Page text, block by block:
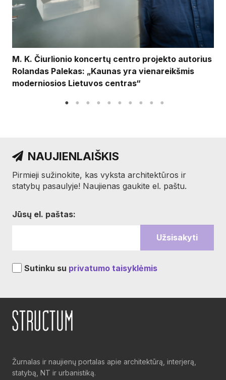
M. K. Čiurlionio koncertų centro projekto autorius
Rolandas Palekas: „Kaunas yra vienareikšmis
moderniosios Lietuvos centras“
NAUJIENLAIŠKIS
Pirmieji sužinokite, kas vyksta architektūros ir
statybų pasaulyje! Naujienas gaukite el. paštu.
Jūsų el. paštas:
Sutinku su privatumo taisyklėmis
Žurnalas ir naujienų portalas apie architektūrą, interjerą,
statybą, NT ir urbanistiką.